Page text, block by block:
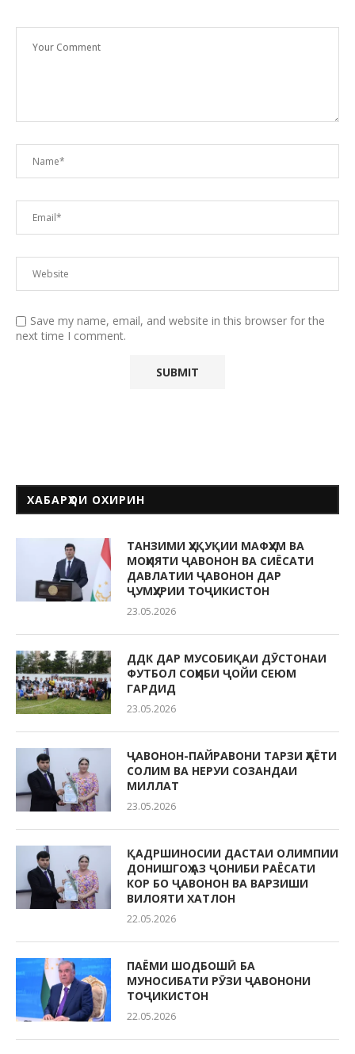
Save my name, email, and website in this browser for the
next time I comment.
ХАБАРҲОИ ОХИРИН
ТАНЗИМИ ҲУҚУҚИИ МАФҲУМ ВА
МОҲИЯТИ ҶАВОНОН ВА СИЁСАТИ
ДАВЛАТИИ ҶАВОНОН ДАР
ҶУМҲУРИИ ТОҶИКИСТОН
23.05.2026
ДДК ДАР МУСОБИҚАИ ДӮСТОНАИ
ФУТБОЛ СОҲИБИ ҶОЙИ СЕЮМ
ГАРДИД
23.05.2026
ҶАВОНОН-ПАЙРАВОНИ ТАРЗИ ҲАЁТИ
СОЛИМ ВА НЕРУИ СОЗАНДАИ
МИЛЛАТ
23.05.2026
ҚАДРШИНОСИИ ДАСТАИ ОЛИМПИИ
ДОНИШГОҲ АЗ ҶОНИБИ РАЁСАТИ
КОР БО ҶАВОНОН ВА ВАРЗИШИ
ВИЛОЯТИ ХАТЛОН
22.05.2026
ПАЁМИ ШОДБОШӢ БА
МУНОСИБАТИ РӮЗИ ҶАВОНОНИ
ТОҶИКИСТОН
22.05.2026